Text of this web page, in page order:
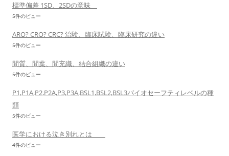
標準偏差 1SD、2SDの意味
5件のビュー
ARO? CRO? CRC? 治験、臨床試験、臨床研究の違い
5件のビュー
間質、間葉、間充織、結合組織の違い
5件のビュー
P1,P1A,P2,P2A,P3,P3A,BSL1,BSL2,BSL3バイオセーフティレベルの種
類
5件のビュー
医学における泣き別れとは
4件のビュー